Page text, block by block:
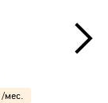
/мес.